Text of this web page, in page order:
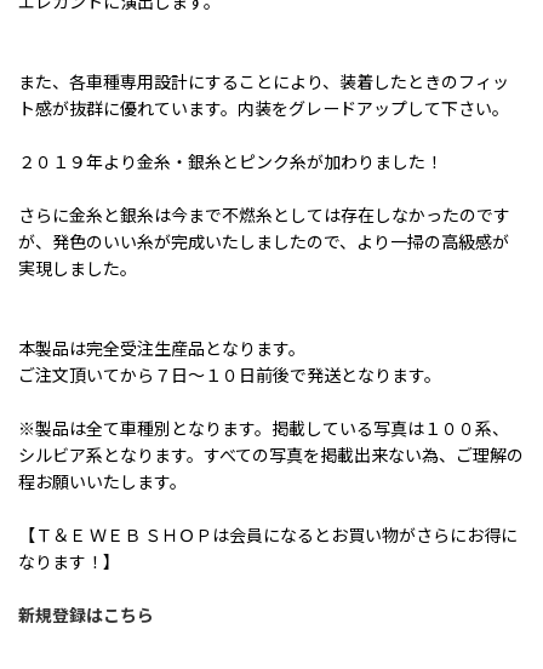
また、各車種専用設計にすることにより、装着したときのフィッ
ト感が抜群に優れています。内装をグレードアップして下さい。
２０１９年より金糸・銀糸とピンク糸が加わりました！
さらに金糸と銀糸は今まで不燃糸としては存在しなかったのです
が、発色のいい糸が完成いたしましたので、より一掃の高級感が
実現しました。
本製品は完全受注生産品となります。
ご注文頂いてから７日〜１０日前後で発送となります。
※製品は全て車種別となります。掲載している写真は１００系、
シルビア系となります。すべての写真を掲載出来ない為、ご理解の
程お願いいたします。
【Ｔ＆Ｅ ＷＥＢ ＳＨＯＰは会員になるとお買い物がさらにお得に
なります！】
新規登録はこちら